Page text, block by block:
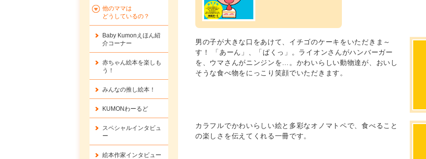
男の子が大きな口をあけて、イチゴのケーキをいただきま～
す！ 「あーん」、「ぱくっ」。ライオンさんがハンバーガー
を、ウマさんがニンジンを…。かわいらしい動物達が、おいし
そうな食べ物をにっこり笑顔でいただきます。
カラフルでかわいらしい絵と多彩なオノマトペで、食べること
の楽しさを伝えてくれる一冊です。
他のママは
どうしているの？
Baby Kumonえほん紹
介コーナー
赤ちゃん絵本を楽しも
う！
みんなの推し絵本！
KUMONわーるど
スペシャルインタビュ
ー
絵本作家インタビュー